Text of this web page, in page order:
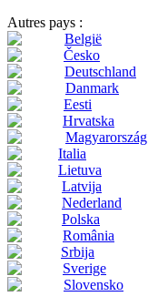
Autres pays :
België
Česko
Deutschland
Danmark
Eesti
Hrvatska
Magyarország
Italia
Lietuva
Latvija
Nederland
Polska
România
Srbija
Sverige
Slovensko